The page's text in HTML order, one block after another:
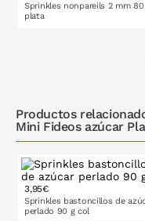
Sprinkles nonpareils 2 mm
plata
Productos
Mini Fideos azúcar
3,95€
Sprinkles bastoncillos de
perlado 90 g col